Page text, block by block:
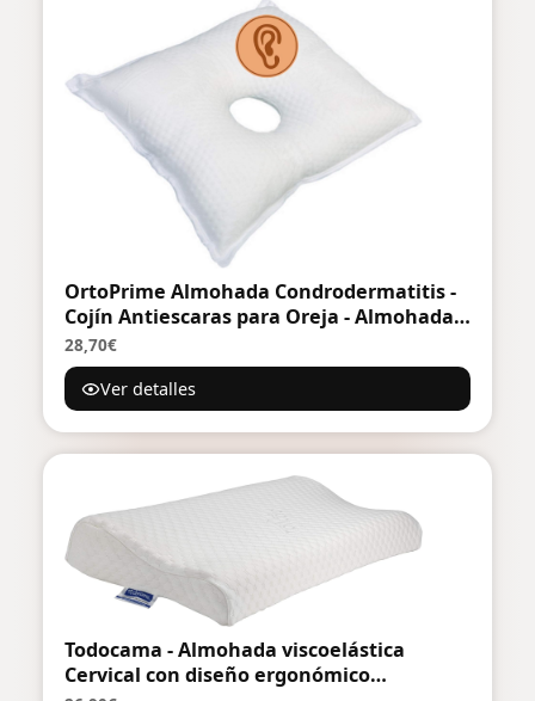
OrtoPrime Almohada Condrodermatitis -
Cojín Antiescaras para Oreja - Almohada
Antiescaras para Oreja - Almohada
Ortopédica Terapéutica - Alta Protección -
Almohada Cervical médica
28,70€
Ver detalles
Todocama - Almohada viscoelástica
Cervical con diseño ergonómico